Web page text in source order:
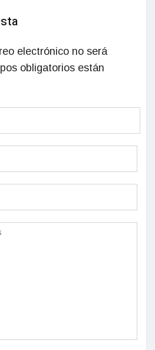
electrónico no será
obligatorios están